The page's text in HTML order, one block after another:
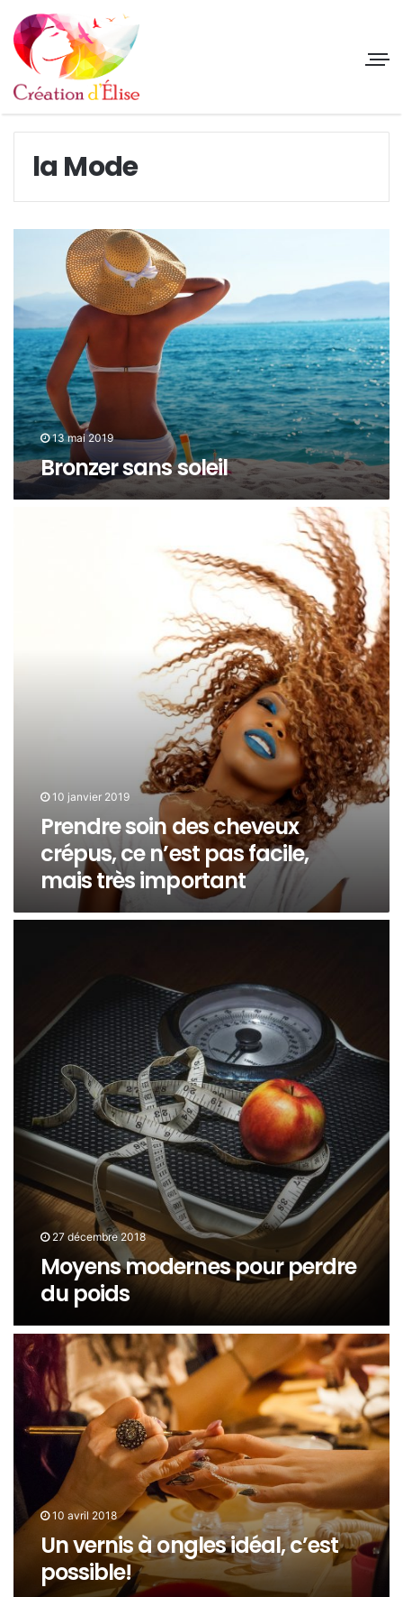
la Mode
13 mai 2019
Bronzer sans soleil
10 janvier 2019
Prendre soin des cheveux
crépus, ce n’est pas facile,
mais très important
27 décembre 2018
Moyens modernes pour perdre
du poids
10 avril 2018
Un vernis à ongles idéal, c’est
possible!